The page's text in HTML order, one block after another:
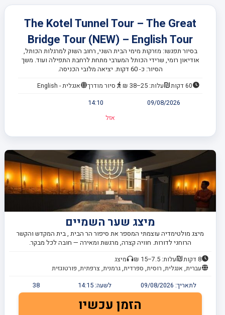
The Kotel Tunnel Tour – The Great
Bridge Tour (NEW) – English Tour
בסיור תפגשו: מזרקות מימי הבית השני, רחוב השוק למרגלות הכותל,
אודיאון רומי, שרידי הכותל המערבי מתחת לרחבת התפילה ועוד. משך
הסיור: כ- 60 דקות. יציאה מלובי הכניסה.
60 דקות עלות: 25–38 ₪ סיור מודרך
אנגלית - English
09/08/2026
14:10
אזל
מיצג שער השמיים
מיצג מולטימדיה עוצמתי המספר את סיפור הר הבית , בית המקדש והקשר
הרוחני לדורות. חוויה קצרה, מרגשת ומאירה — חובה לכל מבקר.
8 דקות עלות: 7.5–15 ₪
מיצג
עברית, אנגלית, רוסית, ספרדית, גרמנית, צרפתית, פורטוגזית
לתאריך: 09/08/2026 לשעה:14:15
38
הזמן עכשיו